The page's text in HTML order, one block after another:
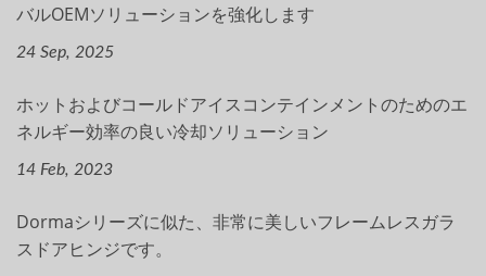
バルOEMソリューションを強化します
24 Sep, 2025
ホットおよびコールドアイスコンテインメントのためのエ
ネルギー効率の良い冷却ソリューション
14 Feb, 2023
Dormaシリーズに似た、非常に美しいフレームレスガラ
スドアヒンジです。